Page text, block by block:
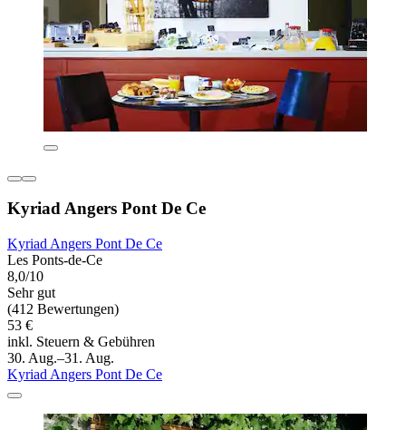
Kyriad Angers Pont De Ce
Kyriad Angers Pont De Ce
Les Ponts-de-Ce
8,0/10
Sehr gut
(412 Bewertungen)
53 €
inkl. Steuern & Gebühren
30. Aug.–31. Aug.
Kyriad Angers Pont De Ce